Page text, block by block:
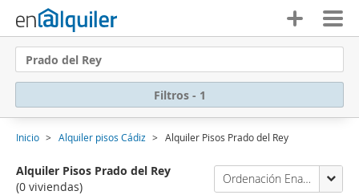
Prado del Rey
Filtros - 1
Inicio Alquiler pisos Cádiz Alquiler Pisos Prado del Rey
Alquiler Pisos Prado del Rey
(0 viviendas)
Ordenación Enalquiler